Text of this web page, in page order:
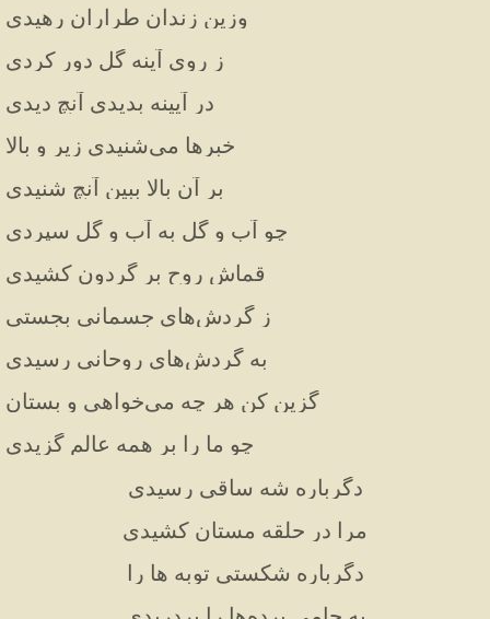
وزین زندان طراران رهیدی
ز روی آینه گل دور کردی
در آیینه بدیدی آنچ دیدی
خبرها می‌شنیدی زیر و بالا
بر آن بالا ببین آنچ شنیدی
چو آب و گل به آب و گل سپردی
قماش روح بر گردون کشیدی
ز گردش‌های جسمانی بجستی
به گردش‌های روحانی رسیدی
گزین کن هر چه می‌خواهی و بستان
چو ما را بر همه عالم گزیدی
دگرباره شه ساقی رسیدی
مرا در حلقه مستان کشیدی
دگرباره شکستی توبه ها را